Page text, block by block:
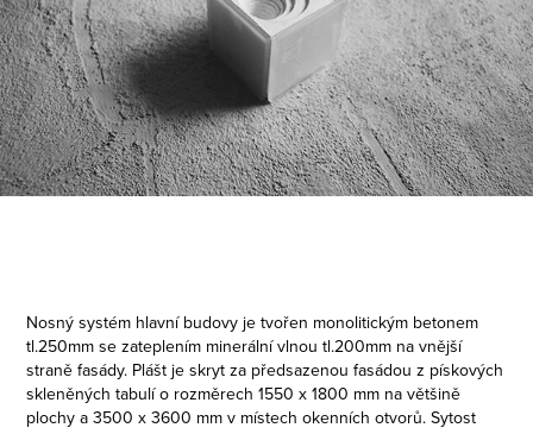
Nosný systém hlavní budovy je tvořen monolitickým betonem
tl.250mm se zateplením minerální vlnou tl.200mm na vnější
straně fasády. Plášt je skryt za předsazenou fasádou z pískových
skleněných tabulí o rozměrech 1550 x 1800 mm na většině
plochy a 3500 x 3600 mm v místech okenních otvorů. Sytost